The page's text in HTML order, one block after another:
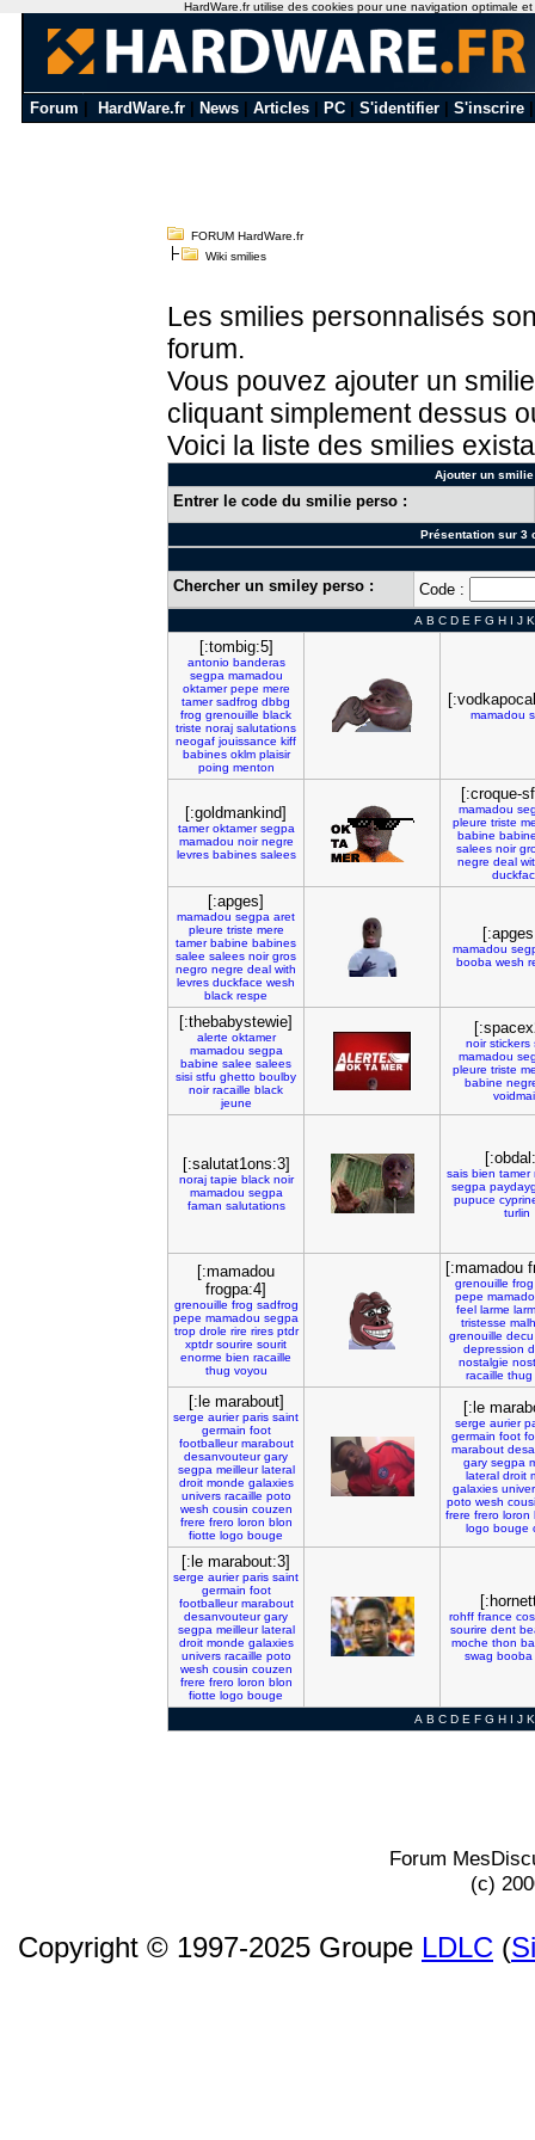
Forum HardWare.fr News Articles PC S'identifier S'inscrire
FORUM HardWare.fr
Wiki smilies
Les smilies personnalisés
forum.
Vous pouvez ajouter un
cliquant simplement dessus
Voici la liste des smilies
Ajouter un
Entrer le code du smilie perso :
Présentation sur 3
Chercher un smiley perso : Code :
A B C D E F G H I J K
[:tombig:5]
antonio banderas
segpa mamadou
oktamer pepe mere
tamer sadfrog dbbg
frog grenouille black
triste noraj salutations
neogaf jouissance kiff
babines oklm plaisir
poing menton
mamadou
[:goldmankind]
tamer oktamer segpa
mamadou noir negre
levres babines salees
[:croque-
mamadou
pleure triste
babine
salees noir
negre deal
[:apges]
mamadou segpa aret
pleure triste mere
tamer babine babines
salee salees noir gros
negro negre deal with
levres duckface wesh
black respe
mamadou
booba wesh
[:thebabystewie]
alerte oktamer
mamadou segpa
babine salee salees
sisi stfu ghetto boulby
noir racaille black
jeune
noir stickers
mamadou
pleure triste
babine
[:salutat1ons:3]
noraj tapie black noir
mamadou segpa
faman salutations
sais bien tamer
segpa
pupuce
turlin
[:mamadou
frogpa:4]
grenouille frog sadfrog
pepe mamadou segpa
trop drole rire rires ptdr
xptdr sourire sourit
enorme bien racaille
thug voyou
[:mamadou
grenouille frog
pepe
feel larme
tristesse
grenouille decu
depression
nostalgie
racaille thug
[:le marabout]
serge aurier paris saint
germain foot
footballeur marabout
desanvouteur gary
segpa meilleur lateral
droit monde galaxies
univers racaille poto
wesh cousin couzen
frere frero loron blon
fiotte logo bouge
[:le
serge aurier
germain foot
marabout
gary segpa
lateral droit
galaxies
poto wesh
frere frero loron
logo bouge
[:le marabout:3]
serge aurier paris saint
germain foot
footballeur marabout
desanvouteur gary
segpa meilleur lateral
droit monde galaxies
univers racaille poto
wesh cousin couzen
frere frero loron blon
fiotte logo bouge
rohff france
sourire dent
moche thon
swag booba
A B C D E F G H I J K
Forum
(c)
Copyright © 1997-2025 Groupe LDLC (
HardWare.fr utilise des cookies pour une navigation optimale